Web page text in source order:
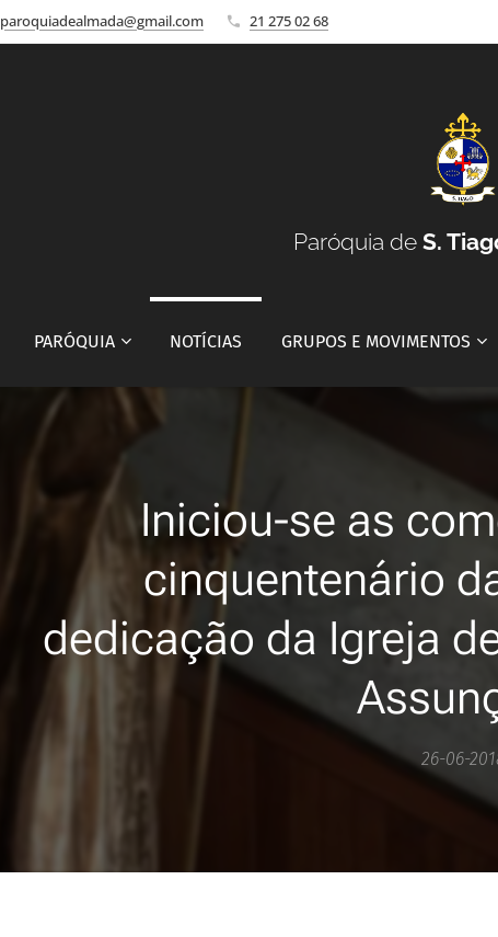
paroquiadealmada@gmail.com 21 275 02 68
Paróquia de S.
PARÓQUIA NOTÍCIAS GRUPOS E MOVIMENTOS
Iniciou-se as
cinquentenário
dedicação da Igreja
26-06-